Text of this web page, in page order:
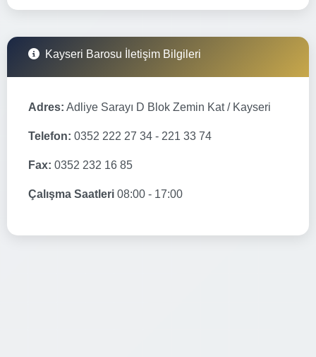
Kayseri Barosu İletişim Bilgileri
Adres: Adliye Sarayı D Blok Zemin Kat / Kayseri
Telefon: 0352 222 27 34 - 221 33 74
Fax: 0352 232 16 85
Çalışma Saatleri 08:00 - 17:00